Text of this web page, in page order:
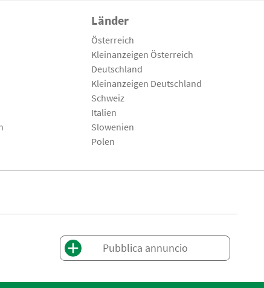
Länder
Österreich
Kleinanzeigen Österreich
Deutschland
Kleinanzeigen Deutschland
Schweiz
Italien
Slowenien
Polen
Pubblica annuncio